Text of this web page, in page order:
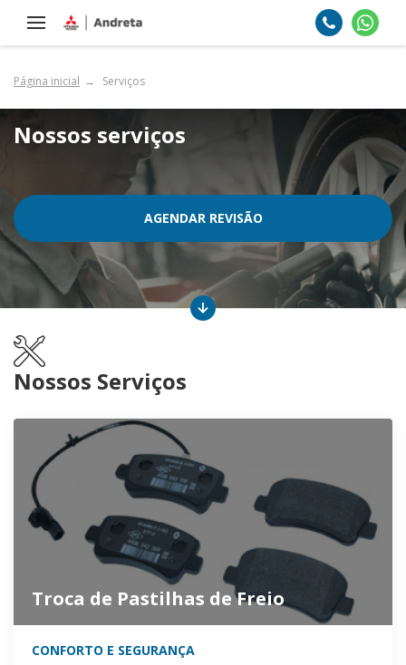
Página inicial Serviços
Nossos serviços
AGENDAR REVISÃO
Nossos Serviços
Troca de Pastilhas de Freio
CONFORTO E SEGURANÇA